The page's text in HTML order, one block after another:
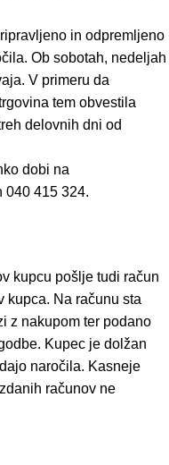
in odpremljeno
Ob sobotah, nedeljah
V primeru da
tem obvestila
delovnih dni od
dobi na
040 415 324.
kupcu pošlje tudi račun
kupca. Na računu sta
z nakupom ter podano
Kupec je dolžan
naročila. Kasneje
računov ne